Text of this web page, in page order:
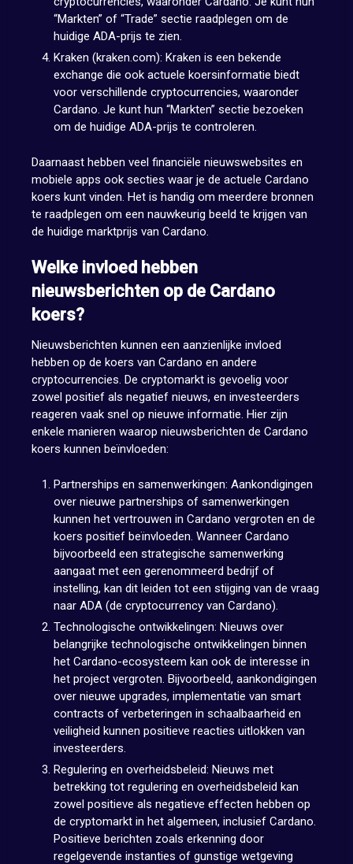
“Markten” of “Trade” sectie raadplegen om de
huidige ADA-prijs te zien.
Kraken (kraken.com): Kraken is een bekende
exchange die ook actuele koersinformatie biedt
voor verschillende cryptocurrencies, waaronder
Cardano. Je kunt hun “Markten” sectie bezoeken
om de huidige ADA-prijs te controleren.
Daarnaast hebben veel financiële nieuwswebsites en
mobiele apps ook secties waar je de actuele Cardano
koers kunt vinden. Het is handig om meerdere bronnen
te raadplegen om een nauwkeurig beeld te krijgen van
de huidige marktprijs van Cardano.
Welke invloed hebben
nieuwsberichten op de Cardano
koers?
Nieuwsberichten kunnen een aanzienlijke invloed
hebben op de koers van Cardano en andere
cryptocurrencies. De cryptomarkt is gevoelig voor
zowel positief als negatief nieuws, en investeerders
reageren vaak snel op nieuwe informatie. Hier zijn
enkele manieren waarop nieuwsberichten de Cardano
koers kunnen beïnvloeden:
Partnerships en samenwerkingen: Aankondigingen
over nieuwe partnerships of samenwerkingen
kunnen het vertrouwen in Cardano vergroten en de
koers positief beïnvloeden. Wanneer Cardano
bijvoorbeeld een strategische samenwerking
aangaat met een gerenommeerd bedrijf of
instelling, kan dit leiden tot een stijging van de vraag
naar ADA (de cryptocurrency van Cardano).
Technologische ontwikkelingen: Nieuws over
belangrijke technologische ontwikkelingen binnen
het Cardano-ecosysteem kan ook de interesse in
het project vergroten. Bijvoorbeeld, aankondigingen
over nieuwe upgrades, implementatie van smart
contracts of verbeteringen in schaalbaarheid en
veiligheid kunnen positieve reacties uitlokken van
investeerders.
Regulering en overheidsbeleid: Nieuws met
betrekking tot regulering en overheidsbeleid kan
zowel positieve als negatieve effecten hebben op
de cryptomarkt in het algemeen, inclusief Cardano.
Positieve berichten zoals erkenning door
regelgevende instanties of gunstige wetgeving